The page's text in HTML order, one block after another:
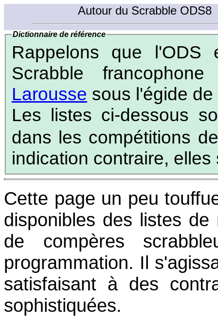
Autour du Scrabble ODS8
Dictionnaire de référence
Rappelons que l'ODS
Scrabble
Larousse sous l'égide
Les listes ci-dessous
dans les compétitions
indication contraire,
Cette page un peu
disponibles des listes
de compères
programmation. Il
satisfaisant à des
sophistiquées.